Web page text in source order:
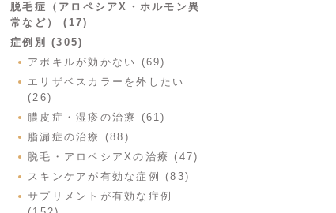
脱毛症（アロペシアX・ホルモン異
常など） (17)
症例別 (305)
アポキルが効かない (69)
エリザベスカラーを外したい
(26)
膿皮症・湿疹の治療 (61)
脂漏症の治療 (88)
脱毛・アロペシアXの治療 (47)
スキンケアが有効な症例 (83)
サプリメントが有効な症例